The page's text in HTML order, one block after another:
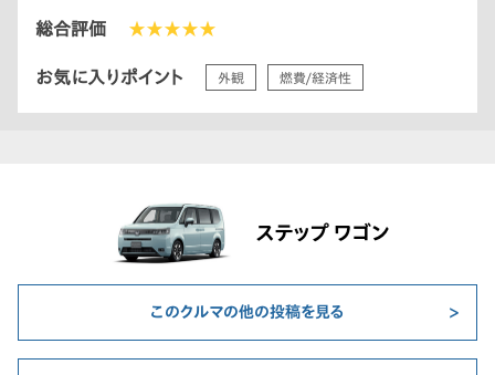
総合評価 ★★★★★
お気に入りポイント 外観 燃費/経済性
ステップ ワゴン
このクルマの他の投稿を見る